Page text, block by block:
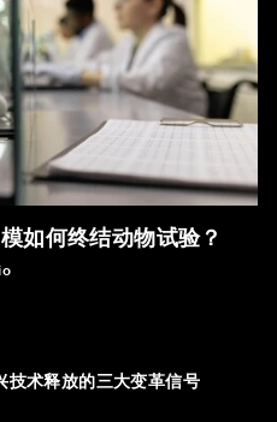
如何终结动物试验？
技术释放的三大变革信号